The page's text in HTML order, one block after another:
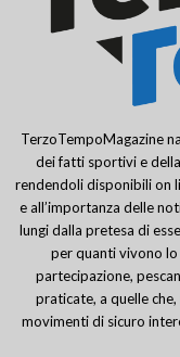
TerzoTempoMagazine
dei fatti sportivi e
rendendoli disponibili on
e all’importanza delle
lungi dalla pretesa di
per quanti vivono lo
partecipazione,
praticate, a quelle
movimenti di sicuro